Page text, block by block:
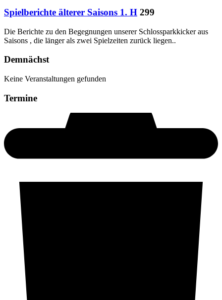
Spielberichte älterer Saisons 1. H 299
Die Berichte zu den Begegnungen unserer Schlossparkkicker aus
Saisons , die länger als zwei Spielzeiten zurück liegen..
Demnächst
Keine Veranstaltungen gefunden
Termine